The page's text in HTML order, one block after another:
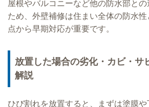
屋根やバルコニーなど他の防水部と
ため、外壁補修は住まい全体の防水
点から早期対応が重要です。
放置した場合の劣化・カビ・サ
解説
ひび割れを放置すると、まずは塗膜